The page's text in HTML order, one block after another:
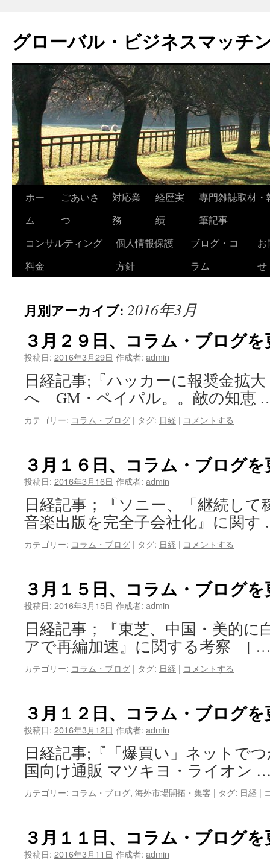
グローバル・ビジネスマッチ
ン
キ
プ
ホー
ム
ごあいさ
つ
対応業
務
経歴実
績
専門雑誌取材・
筆記事
コンサルティング
料金
個人情報保護
方針
ブログ・コ
ラム
お
せ
月別アーカイブ: 2016年3月
３月２９日、コラム・ブログ
投稿日: 2016年3月29日 作成者: admin
日経記事;『ハッカーに報奨金拡
へ GM・ペイパル。。敵の知恵
カテゴリー: コラム・ブログ | タグ: 日経 | コメントする
３月１６日、コラム・ブログ
投稿日: 2016年3月16日 作成者: admin
日経記事；『ソニー、「継続して
音楽出版を完全子会社化』に関
カテゴリー: コラム・ブログ | タグ: 日経 | コメントする
３月１５日、コラム・ブログ
投稿日: 2016年3月15日 作成者: admin
日経記事；『東芝、中国・美的に
アで再編加速』に関する考察 [
カテゴリー: コラム・ブログ | タグ: 日経 | コメントする
３月１２日、コラム・ブログ
投稿日: 2016年3月12日 作成者: admin
日経記事;『「爆買い」ネットで
国向け通販 マツキヨ・ライオン
カテゴリー: コラム・ブログ, 海外市場開拓・集客 | タグ: 日経 |
３月１１日、コラム・ブログ
投稿日: 2016年3月11日 作成者: admin